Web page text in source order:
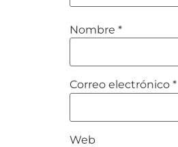
Nombre *
Correo electrónico *
Web